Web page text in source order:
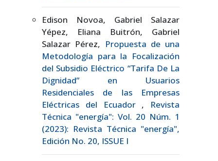
Edison Novoa, Gabriel Salazar
Yépez, Eliana Buitrón, Gabriel
Salazar Pérez, Propuesta de una
Metodología para la Focalización
del Subsidio Eléctrico “Tarifa De La
Dignidad” en Usuarios
Residenciales de las Empresas
Eléctricas del Ecuador , Revista
Técnica "energía": Vol. 20 Núm. 1
(2023): Revista Técnica "energía",
Edición No. 20, ISSUE I